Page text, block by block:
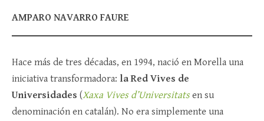
AMPARO NAVARRO FAURE
Hace más de tres décadas, en 1994, nació en Morella una
iniciativa transformadora: la Red Vives de
Universidades (Xaxa Vives d’Universitats en su
denominación en catalán). No era simplemente una